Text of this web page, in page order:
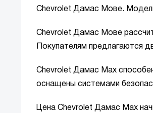
Chevrolet Дамас Мове.
Chevrolet Дамас Мове
Покупателям предлагаются
Chevrolet Дамас Max
оснащены системами
Цена Chevrolet Дамас Max